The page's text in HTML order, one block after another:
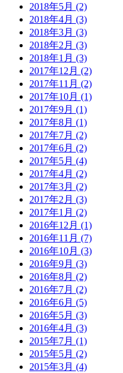
2018年5月 (2)
2018年4月 (3)
2018年3月 (3)
2018年2月 (3)
2018年1月 (3)
2017年12月 (2)
2017年11月 (2)
2017年10月 (1)
2017年9月 (1)
2017年8月 (1)
2017年7月 (2)
2017年6月 (2)
2017年5月 (4)
2017年4月 (2)
2017年3月 (2)
2017年2月 (3)
2017年1月 (2)
2016年12月 (1)
2016年11月 (7)
2016年10月 (3)
2016年9月 (3)
2016年8月 (2)
2016年7月 (2)
2016年6月 (5)
2016年5月 (3)
2016年4月 (3)
2015年7月 (1)
2015年5月 (2)
2015年3月 (4)